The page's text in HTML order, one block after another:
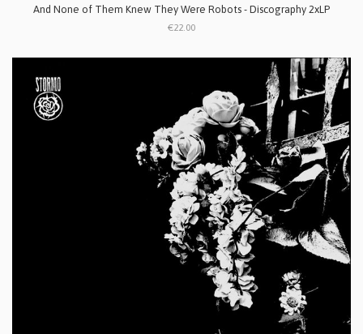
And None of Them Knew They Were Robots - Discography 2xLP
€22.00